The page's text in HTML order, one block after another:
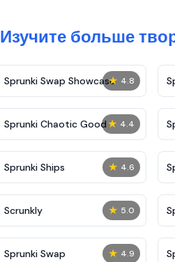
Изучите больше
★ 4.8
Sprunki Swap Showcase
★ 4.4
Sprunki Chaotic Good
★ 4.6
Sprunki Ships
★ 5.0
Scrunkly
★ 4.9
Sprunki Swap